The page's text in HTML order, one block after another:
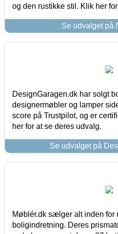
og den rustikke stil. Klik her
Se udvalget på
DesignGaragen.dk har solgt
designermøbler og lamper
score på Trustpilot, og er
her for at se deres udvalg.
Se udvalget på
Møblér.dk sælger alt inden for
boligindretning. Deres